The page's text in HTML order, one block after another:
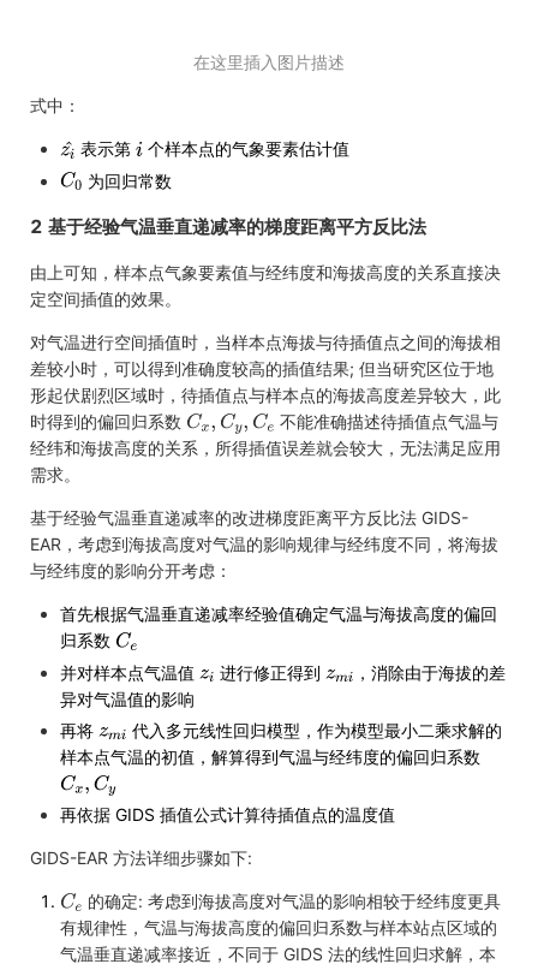
在这里插入图片描述
式中：
表示第 个样本点的气象要素估计值
为回归常数
2 基于经验气温垂直递减率的梯度距离平方反比法
由上可知，样本点气象要素值与经纬度和海拔高度的关系直接决
定空间插值的效果。
对气温进行空间插值时，当样本点海拔与待插值点之间的海拔相
差较小时，可以得到准确度较高的插值结果; 但当研究区位于地
形起伏剧烈区域时，待插值点与样本点的海拔高度差异较大，此
时得到的偏回归系数
不能准确描述待插值点气温与
经纬和海拔高度的关系，所得插值误差就会较大，无法满足应用
需求。
基于经验气温垂直递减率的改进梯度距离平方反比法 GIDS-
EAR，考虑到海拔高度对气温的影响规律与经纬度不同，将海拔
与经纬度的影响分开考虑：
首先根据气温垂直递减率经验值确定气温与海拔高度的偏回
归系数
并对样本点气温值
进行修正得到
，消除由于海拔的差
异对气温值的影响
再将
代入多元线性回归模型，作为模型最小二乘求解的
样本点气温的初值，解算得到气温与经纬度的偏回归系数
再依据 GIDS 插值公式计算待插值点的温度值
GIDS-EAR 方法详细步骤如下:
的确定: 考虑到海拔高度对气温的影响相较于经纬度更具
有规律性，气温与海拔高度的偏回归系数与样本站点区域的
气温垂直递减率接近，不同于 GIDS 法的线性回归求解，本